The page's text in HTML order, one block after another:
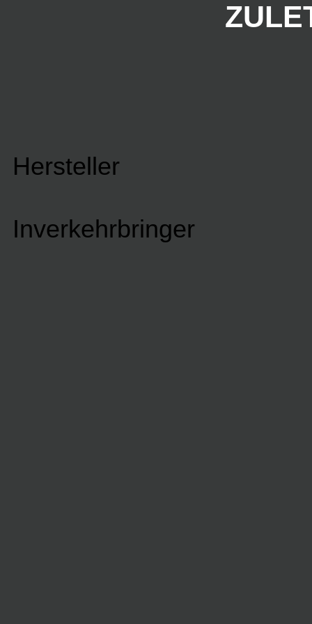
Hersteller
Inverkehrbringer